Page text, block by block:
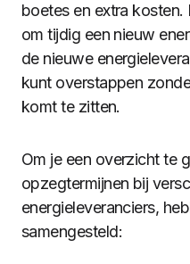
boetes en extra kosten.
om tijdig een nieuw
de nieuwe
kunt overstappen
komt te zitten.
Om je een overzicht te
opzegtermijnen bij
energieleveranciers,
samengesteld: